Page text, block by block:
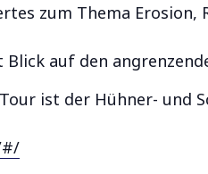
zum Thema
auf den
ist der Hühner- und
#/